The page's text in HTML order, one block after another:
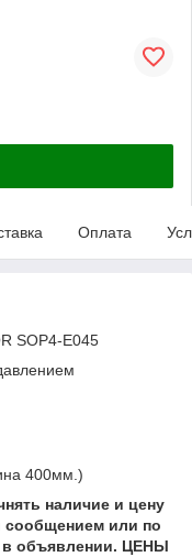
Оплата
SOP4-E045
400мм.)
наличие и цену
сообщением или по
в объявлении. ЦЕНЫ